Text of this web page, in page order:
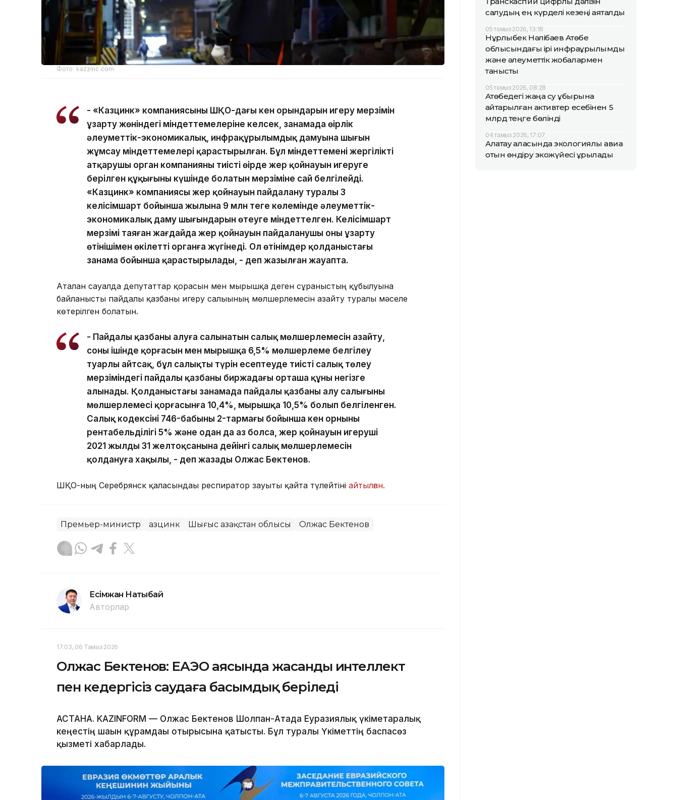
Фото: kazzinc.com
- «Казцинк» компаниясының ШҚО-дағы кен орындарын игеру мерзімін
ұзарту жөніндегі міндеттемелеріне келсек, заңнамада өңірлік
әлеуметтік-экономикалық, инфрақұрылымдық дамуына шығын
жұмсау міндеттемелері қарастырылған. Бұл міндеттемені жергілікті
атқарушы орган компанияның тиісті өңірде жер қойнауын игеруге
берілген құқығының күшінде болатын мерзіміне сай белгілейді.
«Казцинк» компаниясы жер қойнауын пайдалану туралы 3
келісімшарт бойынша жылына 9 млн теңге көлемінде әлеуметтік-
экономикалық даму шығындарын өтеуге міндеттелген. Келісімшарт
мерзімі таяған жағдайда жер қойнауын пайдаланушы оны ұзарту
өтінішімен өкілетті органға жүгінеді. Ол өтінімдер қолданыстағы
заңнама бойынша қарастырылады, - деп жазылған жауапта.
Аталған сауалда депутаттар қорғасын мен мырышқа деген сұраныстың құбылуына
байланысты пайдалы қазбаны игеру салығының мөлшерлемесін азайту туралы мәселе
көтерілген болатын.
- Пайдалы қазбаны алуға салынатын салық мөлшерлемесін азайту,
соның ішінде қорғасын мен мырышқа 6,5% мөлшерлеме белгілеу
туарлы айтсақ, бұл салықтың түрін есептеуде тиісті салық төлеу
мерзіміндегі пайдалы қазбаның биржадағы орташа құны негізге
алынады. Қолданыстағы заңнамада пайдалы қазбаны алу салығының
мөлшерлемесі қорғасынға 10,4%, мырышқа 10,5% болып белгіленген.
Салық кодексінің 746-бабының 2-тармағы бойынша кен орнының
рентабельділігі 5% және одан да аз болса, жер қойнауын игеруші
2021 жылдың 31 желтоқсанына дейінгі салық мөлшерлемесін
қолдануға хақылы, - деп жазады Олжас Бектенов.
ШҚО-ның Серебрянск қаласындағы респиратор зауыты қайта түлейтіні айтылған.
Премьер-министр Қазцинк Шығыс Қазақстан облысы Олжас Бектенов
Есімжан Нақтыбай
Авторлар
17:03, 06 Тамыз 2026
Олжас Бектенов: ЕАЭО аясында жасанды интеллект
пен кедергісіз саудаға басымдық беріледі
АСТАНА. KAZINFORM — Олжас Бектенов Шолпан-Атада Еуразиялық үкіметаралық
кеңестің шағын құрамдағы отырысына қатысты. Бұл туралы Үкіметтің баспасөз
қызметі хабарлады.
салудың ең күрделі кезеңі аяқталды
05 тамыз 2026, 13:18
Нұрлыбек Нәлібаев Ақтөбе
облысындағы ірі инфрақұрылымдық
және әлеуметтік жобалармен
танысты
05 тамыз 2026, 08:28
Ақтөбедегі жаңа су құбырына
қайтарылған активтер есебінен 5
млрд теңге бөлінді
04 тамыз 2026, 17:07
Алатау қаласында экологиялық авиа
отын өндіру экожүйесі құрылады